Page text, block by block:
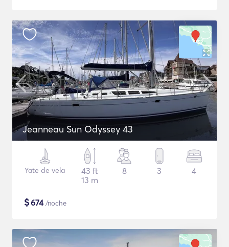
Jeanneau Sun Odyssey 43
Yate de vela
43 ft
13 m
8 3 4
$674/noche